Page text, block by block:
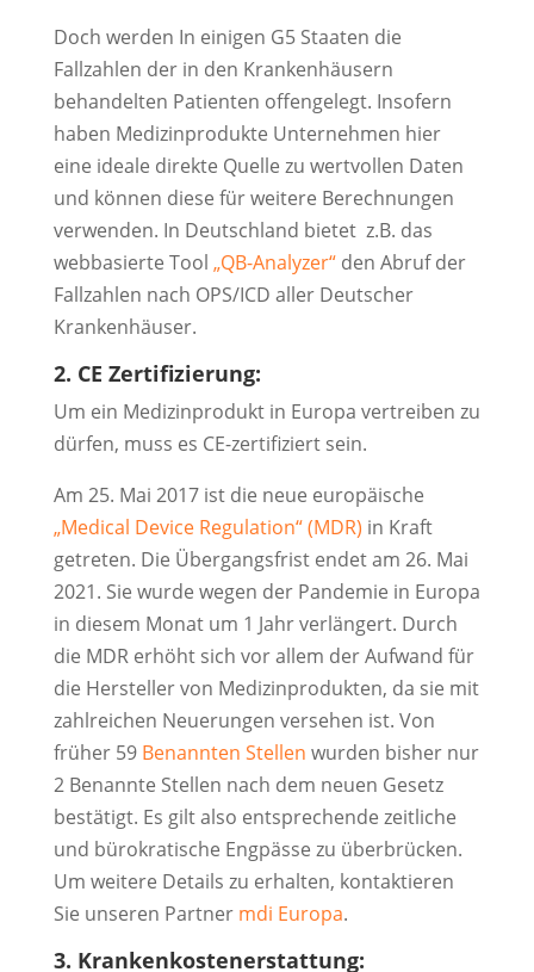
Doch werden In einigen G5 Staaten die
Fallzahlen der in den Krankenhäusern
behandelten Patienten offengelegt. Insofern
haben Medizinprodukte Unternehmen hier
eine ideale direkte Quelle zu wertvollen Daten
und können diese für weitere Berechnungen
verwenden. In Deutschland bietet z.B. das
webbasierte Tool „QB-Analyzer“den Abruf der
Fallzahlen nach OPS/ICD aller Deutscher
Krankenhäuser.
2. CE Zertifizierung:
Um ein Medizinprodukt in Europa vertreiben zu
dürfen, muss es CE-zertifiziert sein.
Am 25. Mai 2017 ist die neue europäische
„Medical Device Regulation“ (MDR) in Kraft
getreten. Die Übergangsfrist endet am 26. Mai
2021. Sie wurde wegen der Pandemie in Europa
in diesem Monat um 1 Jahr verlängert. Durch
die MDR erhöht sich vor allem der Aufwand für
die Hersteller von Medizinprodukten, da sie mit
zahlreichen Neuerungen versehen ist. Von
früher 59 Benannten Stellen wurden bisher nur
2 Benannte Stellen nach dem neuen Gesetz
bestätigt. Es gilt also entsprechende zeitliche
und bürokratische Engpässe zu überbrücken.
Um weitere Details zu erhalten, kontaktieren
Sie unseren Partner mdi Europa.
3. Krankenkostenerstattung: